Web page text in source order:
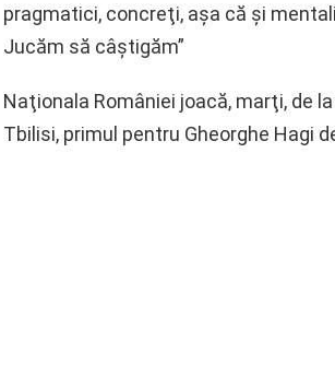
pragmatici, concreţi, aşa că şi
Jucăm să câştigăm”
Naţionala României joacă, marţi, de
Tbilisi, primul pentru Gheorghe Hagi